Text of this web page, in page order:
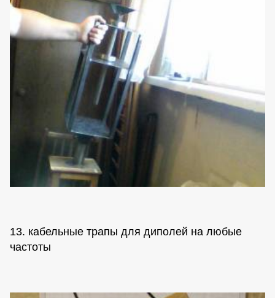
13. кабельные трапы для диполей на любые
частоты